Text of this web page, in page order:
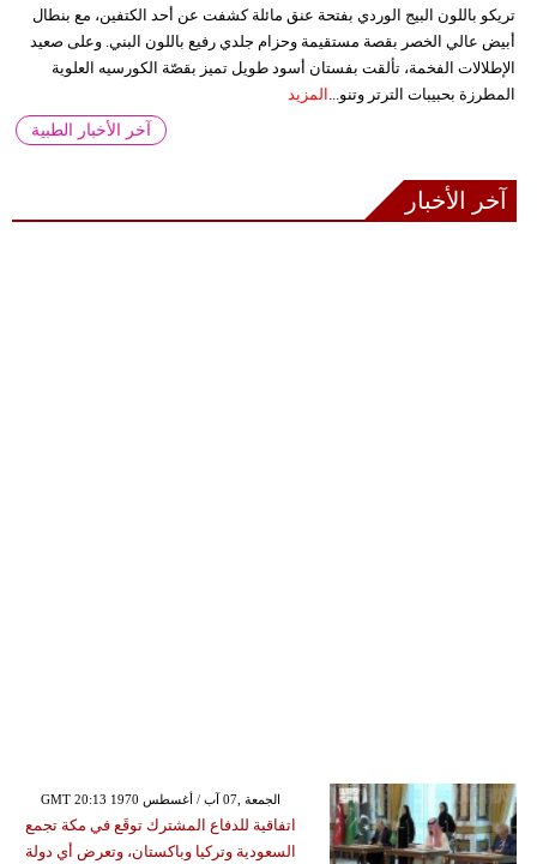
تريكو باللون البيج الوردي بفتحة عنق مائلة كشفت عن أحد الكتفين، مع بنطال
أبيض عالي الخصر بقصة مستقيمة وحزام جلدي رفيع باللون البني. وعلى صعيد
الإطلالات الفخمة، تألقت بفستان أسود طويل تميز بقصّة الكورسيه العلوية
المطرزة بحبيبات الترتر وتنو... المزيد
آخر الأخبار الطبية
آخر الأخبار
GMT 20:13 1970 الجمعة ,07 آب / أغسطس
اتفاقية للدفاع المشترك توقَع في مكة تجمع
السعودية وتركيا وباكستان، وتعرض أي دولة